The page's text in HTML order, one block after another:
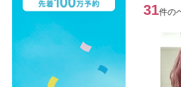
31件の